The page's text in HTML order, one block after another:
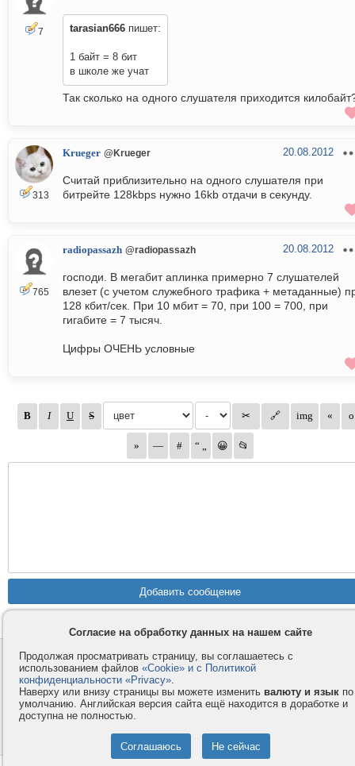
7 tarasian666 пишет:
1 байт = 8 бит
в школе же учат
Так сколько на одного слушателя приходится
313
Krueger @Krueger 20.08.2012
Считай приблизительно на одного слушателя при
битрейте 128kbps нужно 16kb отдачи в секунду.
765
radiopassazh @radiopassazh 20.08.2012
господи. В мегабит аплинка примерно 7 слушателей
влезет (с учетом служебного трафика + метаданные)
128 кбит/сек. При 10 мбит = 70, при 100 = 700, при
гигабите = 7 тысяч.
Цифры ОЧЕНЬ условные
Контакты
Компания
Privacy и Cookie
Правила и условия
Услуги
Как оплатить
Помощь
© 2008-2026VMESTE.EU - Все права защищены.
Согласие на обработку данных на нашем сайте
Продолжая просматривать страницу, вы соглашаетесь с
использованием файлов «Cookie» и с Политикой
конфиденциальности «Privacy».
Наверху или внизу страницы вы можете изменить валюту и язык по
умолчанию. Английская версия сайта ещё находится в доработке и
доступна не полностью.